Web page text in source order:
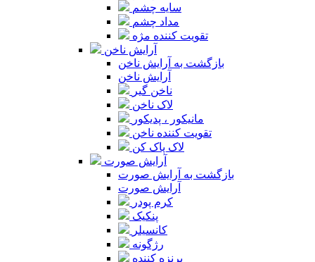
سایه چشم
مداد چشم
تقویت کننده مژه
آرایش ناخن
بازگشت به آرایش ناخن
آرایش ناخن
ناخن گیر
لاک ناخن
مانیکور ، پدیکور
تقویت کننده ناخن
لاک پاک کن
آرایش صورت
بازگشت به آرایش صورت
آرایش صورت
کرم پودر
پنکیک
کانسیلر
رژگونه
برنزه کننده